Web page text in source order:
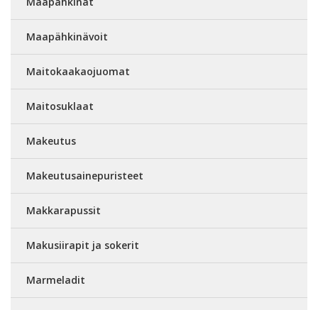
Maapähkinävoit
Maitokaakaojuomat
Maitosuklaat
Makeutus
Makeutusainepuristeet
Makkarapussit
Makusiirapit ja sokerit
Marmeladit